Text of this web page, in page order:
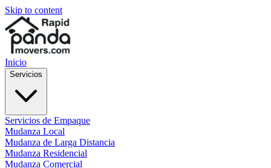
Skip to content
Inicio
Servicios
Servicios de Empaque
Mudanza Local
Mudanza de Larga Distancia
Mudanza Residencial
Mudanza Comercial